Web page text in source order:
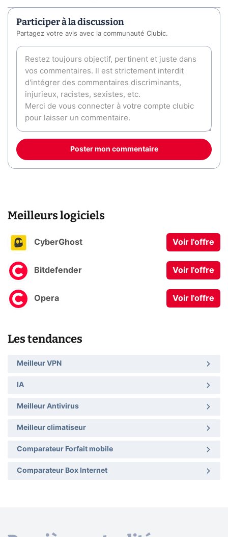
Participer à la discussion
Partagez votre avis avec la communauté Clubic.
Poster mon commentaire
Meilleurs logiciels
CyberGhost Voir l'offre
Bitdefender Voir l'offre
Opera Voir l'offre
Les tendances
Meilleur VPN
IA
Meilleur Antivirus
Meilleur climatiseur
Comparateur Forfait mobile
Comparateur Box Internet